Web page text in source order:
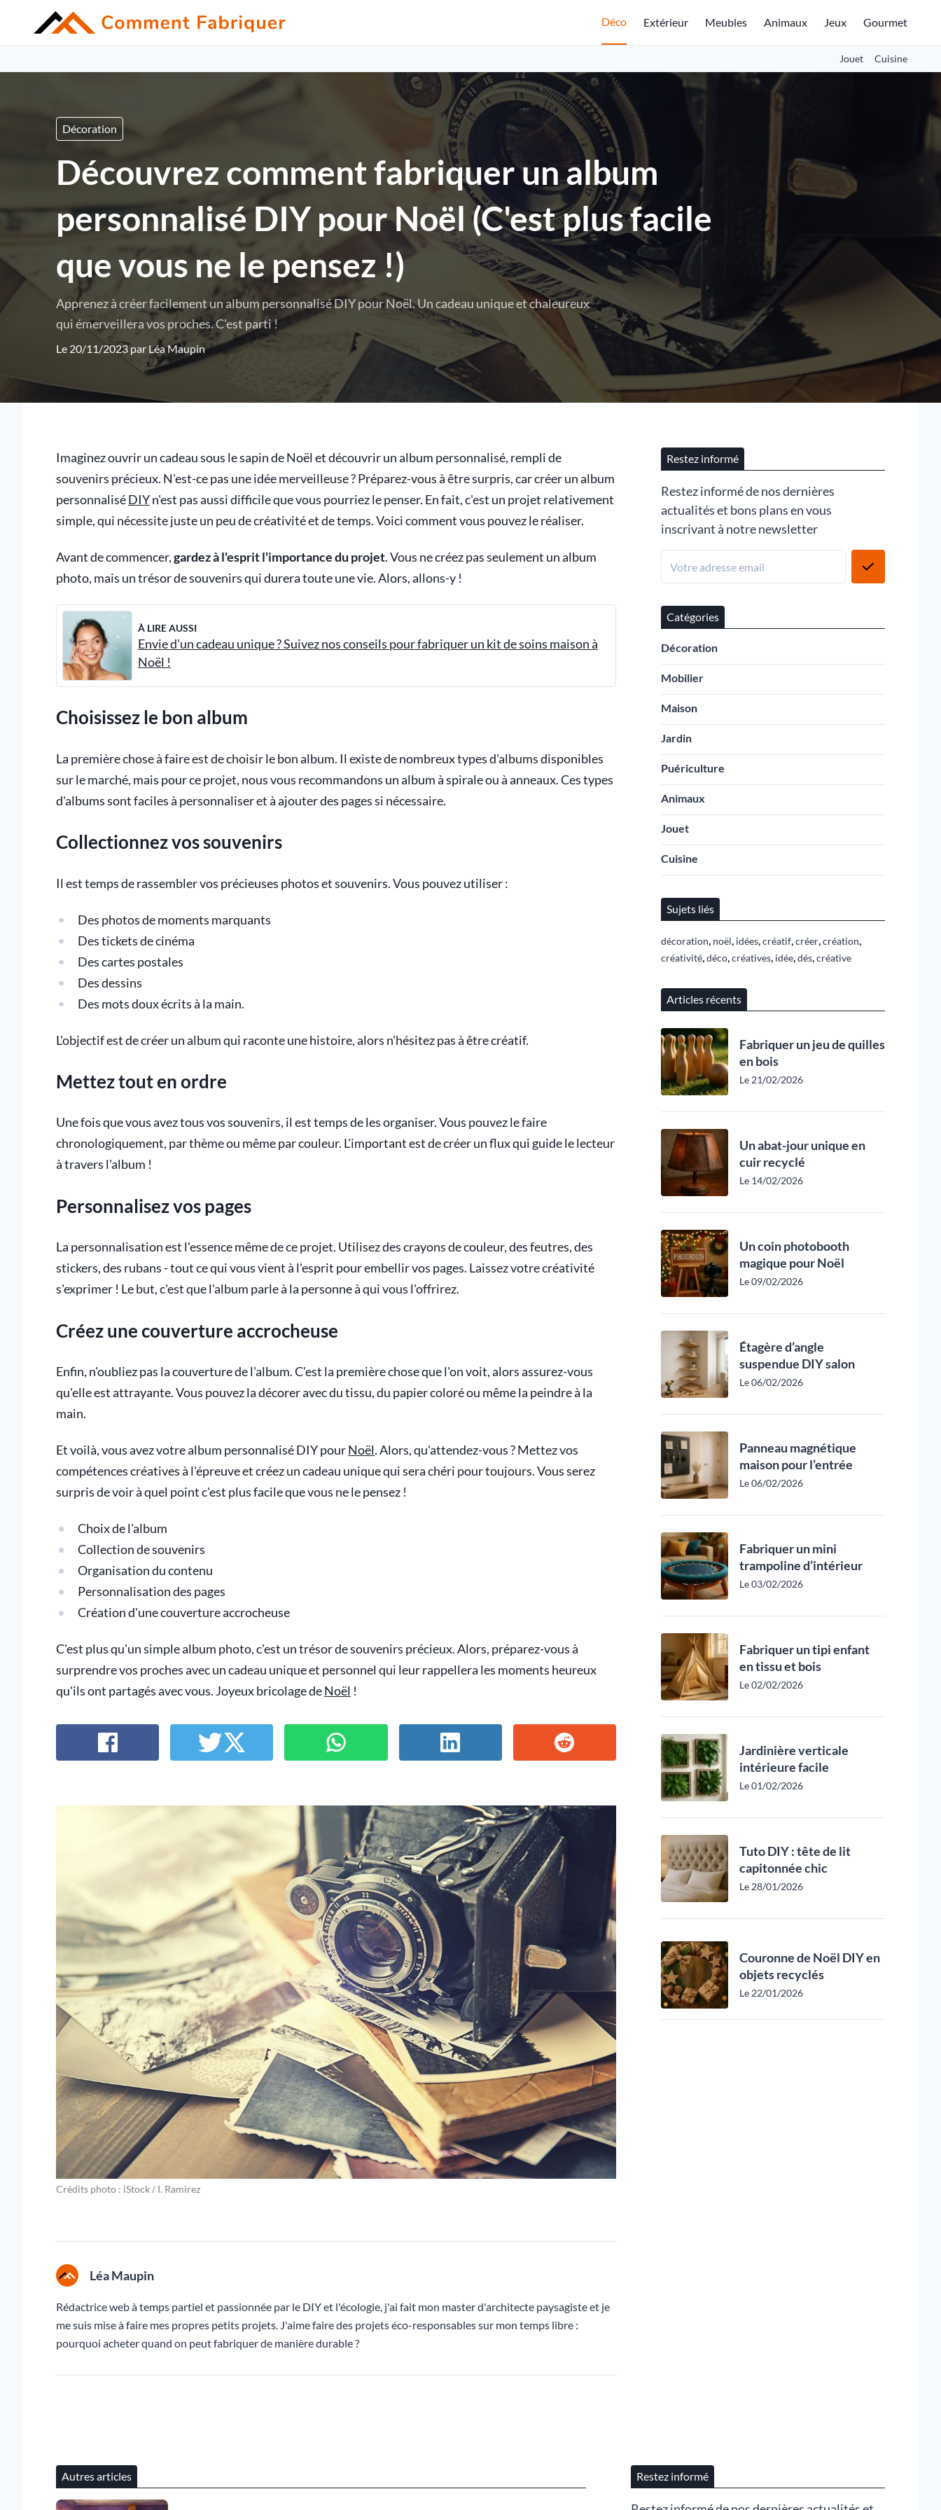
Déco Extérieur Meubles Animaux Jeux Gourmet
Jouet Cuisine
Décoration
Découvrez comment fabriquer un album
personnalisé DIY pour Noël (C'est plus facile
que vous ne le pensez !)
Apprenez à créer facilement un album personnalisé DIY pour Noël. Un cadeau unique et chaleureux
qui émerveillera vos proches. C'est parti !
Le 20/11/2023 par Léa Maupin
Imaginez ouvrir un cadeau sous le sapin de Noël et découvrir un album personnalisé, rempli de
souvenirs précieux. N'est-ce pas une idée merveilleuse ? Préparez-vous à être surpris, car créer un album
personnaliséDIYn'est pas aussi difficile que vous pourriez le penser. En fait, c'est un projet relativement
simple, qui nécessite juste un peu de créativité et de temps. Voici comment vous pouvez le réaliser.
Avant de commencer,gardez à l'esprit l'importance du projet. Vous ne créez pas seulement un album
photo, mais un trésor de souvenirs qui durera toute une vie. Alors, allons-y !
À LIRE AUSSI
Envie d'un cadeau unique ? Suivez nos conseils pour fabriquer un kit de soins maison à
Noël !
Choisissez le bon album
La première chose à faire est de choisir le bon album. Il existe de nombreux types d'albums disponibles
sur le marché, mais pour ce projet, nous vous recommandons un album à spirale ou à anneaux. Ces types
d'albums sont faciles à personnaliser et à ajouter des pages si nécessaire.
Collectionnez vos souvenirs
Il est temps de rassembler vos précieuses photos et souvenirs. Vous pouvez utiliser :
Des photos de moments marquants
Des tickets de cinéma
Des cartes postales
Des dessins
Des mots doux écrits à la main.
L'objectif est de créer un album qui raconte une histoire, alors n'hésitez pas à être créatif.
Mettez tout en ordre
Une fois que vous avez tous vos souvenirs, il est temps de les organiser. Vous pouvez le faire
chronologiquement, par thème ou même par couleur. L'important est de créer un flux qui guide le lecteur
à travers l'album !
Personnalisez vos pages
La personnalisation est l'essence même de ce projet. Utilisez des crayons de couleur, des feutres, des
stickers, des rubans - tout ce qui vous vient à l'esprit pour embellir vos pages. Laissez votre créativité
s'exprimer ! Le but, c'est que l'album parle à la personne à qui vous l'offrirez.
Créez une couverture accrocheuse
Enfin, n'oubliez pas la couverture de l'album. C'est la première chose que l'on voit, alors assurez-vous
qu'elle est attrayante. Vous pouvez la décorer avec du tissu, du papier coloré ou même la peindre à la
main.
Et voilà, vous avez votre album personnalisé DIY pourNoël. Alors, qu'attendez-vous ? Mettez vos
compétences créatives à l'épreuve et créez un cadeau unique qui sera chéri pour toujours. Vous serez
surpris de voir à quel point c'est plus facile que vous ne le pensez !
Choix de l'album
Collection de souvenirs
Organisation du contenu
Personnalisation des pages
Création d'une couverture accrocheuse
C'est plus qu'un simple album photo, c'est un trésor de souvenirs précieux. Alors, préparez-vous à
surprendre vos proches avec un cadeau unique et personnel qui leur rappellera les moments heureux
qu'ils ont partagés avec vous. Joyeux bricolage deNoël !
Crédits photo : iStock / I. Ramirez
Léa Maupin
Rédactrice web à temps partiel et passionnée par le DIY et l'écologie, j'ai fait mon master d'architecte paysagiste et je
me suis mise à faire mes propres petits projets. J'aime faire des projets éco-responsables sur mon temps libre :
pourquoi acheter quand on peut fabriquer de manière durable ?
Restez informé
Restez informé de nos dernières
actualités et bons plans en vous
inscrivant à notre newsletter
Catégories
Décoration
Mobilier
Maison
Jardin
Puériculture
Animaux
Jouet
Cuisine
Sujets liés
décoration, noël, idées,créatif,créer,création,
créativité,déco,créatives, idée,dés,créative
Articles récents
Fabriquer un jeu de quilles
en bois
Le 21/02/2026
Un abat-jour unique en
cuir recyclé
Le 14/02/2026
Un coin photobooth
magique pour Noël
Le 09/02/2026
Étagère d’angle
suspendue DIY salon
Le 06/02/2026
Panneau magnétique
maison pour l’entrée
Le 06/02/2026
Fabriquer un mini
trampoline d’intérieur
Le 03/02/2026
Fabriquer un tipi enfant
en tissu et bois
Le 02/02/2026
Jardinière verticale
intérieure facile
Le 01/02/2026
Tuto DIY : tête de lit
capitonnée chic
Le 28/01/2026
Couronne de Noël DIY en
objets recyclés
Le 22/01/2026
Autres articles Restez informé